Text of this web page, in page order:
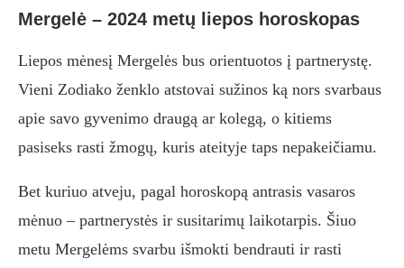
Mergelė – 2024 metų liepos horoskopas
Liepos mėnesį Mergelės bus orientuotos į partnerystę.
Vieni Zodiako ženklo atstovai sužinos ką nors svarbaus
apie savo gyvenimo draugą ar kolegą, o kitiems
pasiseks rasti žmogų, kuris ateityje taps nepakeičiamu.
Bet kuriuo atveju, pagal horoskopą antrasis vasaros
mėnuo – partnerystės ir susitarimų laikotarpis. Šiuo
metu Mergelėms svarbu išmokti bendrauti ir rasti